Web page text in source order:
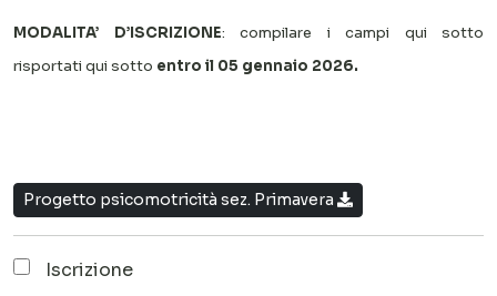
MODALITA’ D’ISCRIZIONE: compilare i campi qui sotto
risportati qui sotto entro il 05 gennaio 2026.
Progetto psicomotricità sez. Primavera
Iscrizione